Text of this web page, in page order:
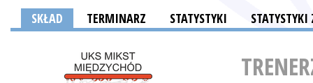
SKŁAD TERMINARZ STATYSTYKI